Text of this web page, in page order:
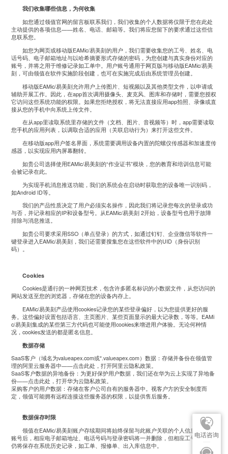
我们收集哪些信息，为何收集
如您通过领值官网的留言板联系我们，我们收集的个人数据将仅限于您在此处
主动提供的各项信息——姓名、电话、邮箱等。我们将应您留下的要求通过这些信
息联系您。
如您为网页或移动版EAMic/易美刻的用户，我们需要收集您的工号、姓名、电
话号码、电子邮箱地址与以哈希摘要形式存储的密码，为您创建与真实身份对应的
账号，并将之用于维修记录如工单中。用户账号通用于网页版与移动版EAMic/易美
刻，可由领值在软件实施阶段创建，也可在实施完成后由系统管理员创建。
移动版EAMic/易美刻允许用户上传图片、短视频以及其他类型文件，以申请或
辅助开展工作。因此，在app首次调用摄像头、麦克风、图库和存储时，需要您授权
它访问这些系统功能的权限。如果您拒绝授权，将无法直接应用app拍照、录像或直
接从您的手机中向系统上传文件。
在从app里读取系统里存储的文件（文档、图片、音视频等）时， app需要读取
您手机的应用列表，以调取合适的应用（关联启动行为）来打开这些文件。
在移动版app用户签名界面，系统需要调用设备内置的陀螺仪传感器和加速度传
感器，以实现应用内屏幕翻转。
如贵公司选择使用EAMic/易美刻的“作业证书”模块，您的教育和培训信息可能
会被记录在此。
为实现手机消息推送功能，我们的系统会在启动时获取您的设备唯一识别码，
如Android ID等。
我们的产品性质决定了用户必须实名操作，因此我们将记录您每次的登录成功
与否，并记录相应的IP和设备型号。从EAMic/易美刻 2开始，设备型号也用于故障
排除与消息推送。
如贵公司要求采用SSO（单点登录）的方式，如通过钉钉、企业微信等软件一
键登录进入 EAMic/易美刻，我们还需要搜集您在这些软件中的UID （身份识别
码）。
Cookies
Cookies是通行的一种网页技术，包含许多匿名标识的小数据文件，从您访问的
网站发送至您的浏览器，存储在您的设备内存上。
EAMic/易美刻产品使用cookies记录您的某些登录偏好，以为您提供更好的服
务。这些偏好设置包括语言、主页图片、某些页面显示的最大记录数，等等。 EAMi
c/易美刻集成的某些第三方代码也可能使用cookies来增进用户体验。无论何种情
况，cookies发送的都是匿名信息。
数据存储
SaaS客户（域名为valueapex.com或*.valueapex.com）数据：存储并备份在领值管
理的阿里云服务器中——点击此处 ，打开阿里云隐私政策。
SaaS客户数据的异地备份：为更好保护用户数据，我们还在华为云上实现了异地备
份——点击此处 ，打开华为云隐私政策。
采购客户的用户数据：存储在客户公司自有的服务器中。视客户方的安全制度而
定，领值可能拥有远程连接这些服务器的权限，以提供售后服务。
数据保存时限
领值在EAMic/易美刻账户存续期间将始终保留与此账户关联的个人信息。删除
账号后，相应电子邮箱地址、电话号码与登录密码将一并删除，但相应工号与姓名
仍将保存在系统历史记录，如工单、报修单、出入库信息中。
电话咨询